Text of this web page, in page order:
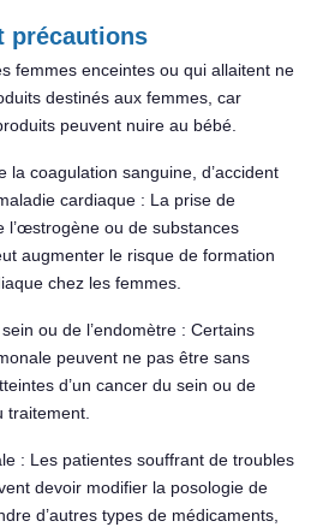
précautions
femmes enceintes ou qui allaitent ne
destinés aux femmes, car
peuvent nuire au bébé.
la coagulation sanguine, d’accident
cardiaque : La prise de
l’œstrogène ou de substances
augmenter le risque de formation
chez les femmes.
ou de l’endomètre : Certains
peuvent ne pas être sans
d’un cancer du sein ou de
traitement.
: Les patientes souffrant de troubles
devoir modifier la posologie de
d’autres types de médicaments,